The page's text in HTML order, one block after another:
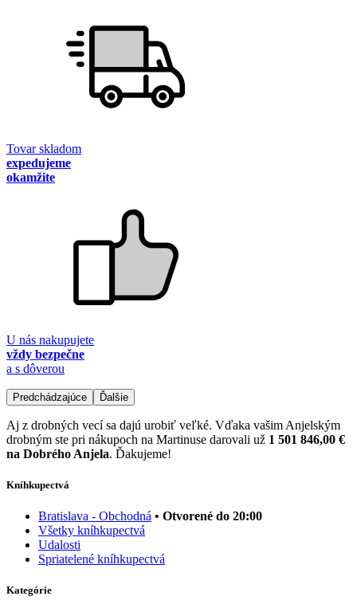
Tovar skladom
expedujeme
okamžite
U nás nakupujete
vždy bezpečne
a s dôverou
Predchádzajúce Ďalšie
Aj z drobných vecí sa dajú urobiť veľké. Vďaka vašim Anjelským
drobným ste pri nákupoch na Martinuse darovali už 1 501 846,00 €
na Dobrého Anjela. Ďakujeme!
Kníhkupectvá
Bratislava - Obchodná • Otvorené do 20:00
Všetky kníhkupectvá
Udalosti
Spriatelené kníhkupectvá
Kategórie